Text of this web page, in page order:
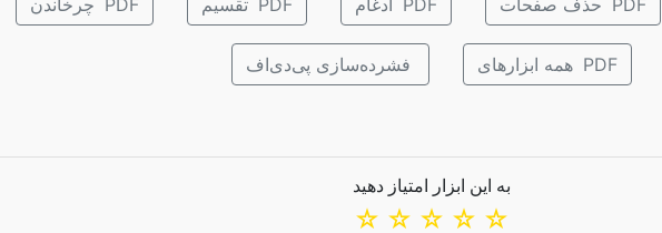
چرخاندن PDF تقسیم PDF ادغام PDF حذف صفحات PDF
فشرده‌سازی پی‌دی‌اف همه ابزارهای PDF
به این ابزار امتیاز دهید
☆
☆
☆
☆
☆